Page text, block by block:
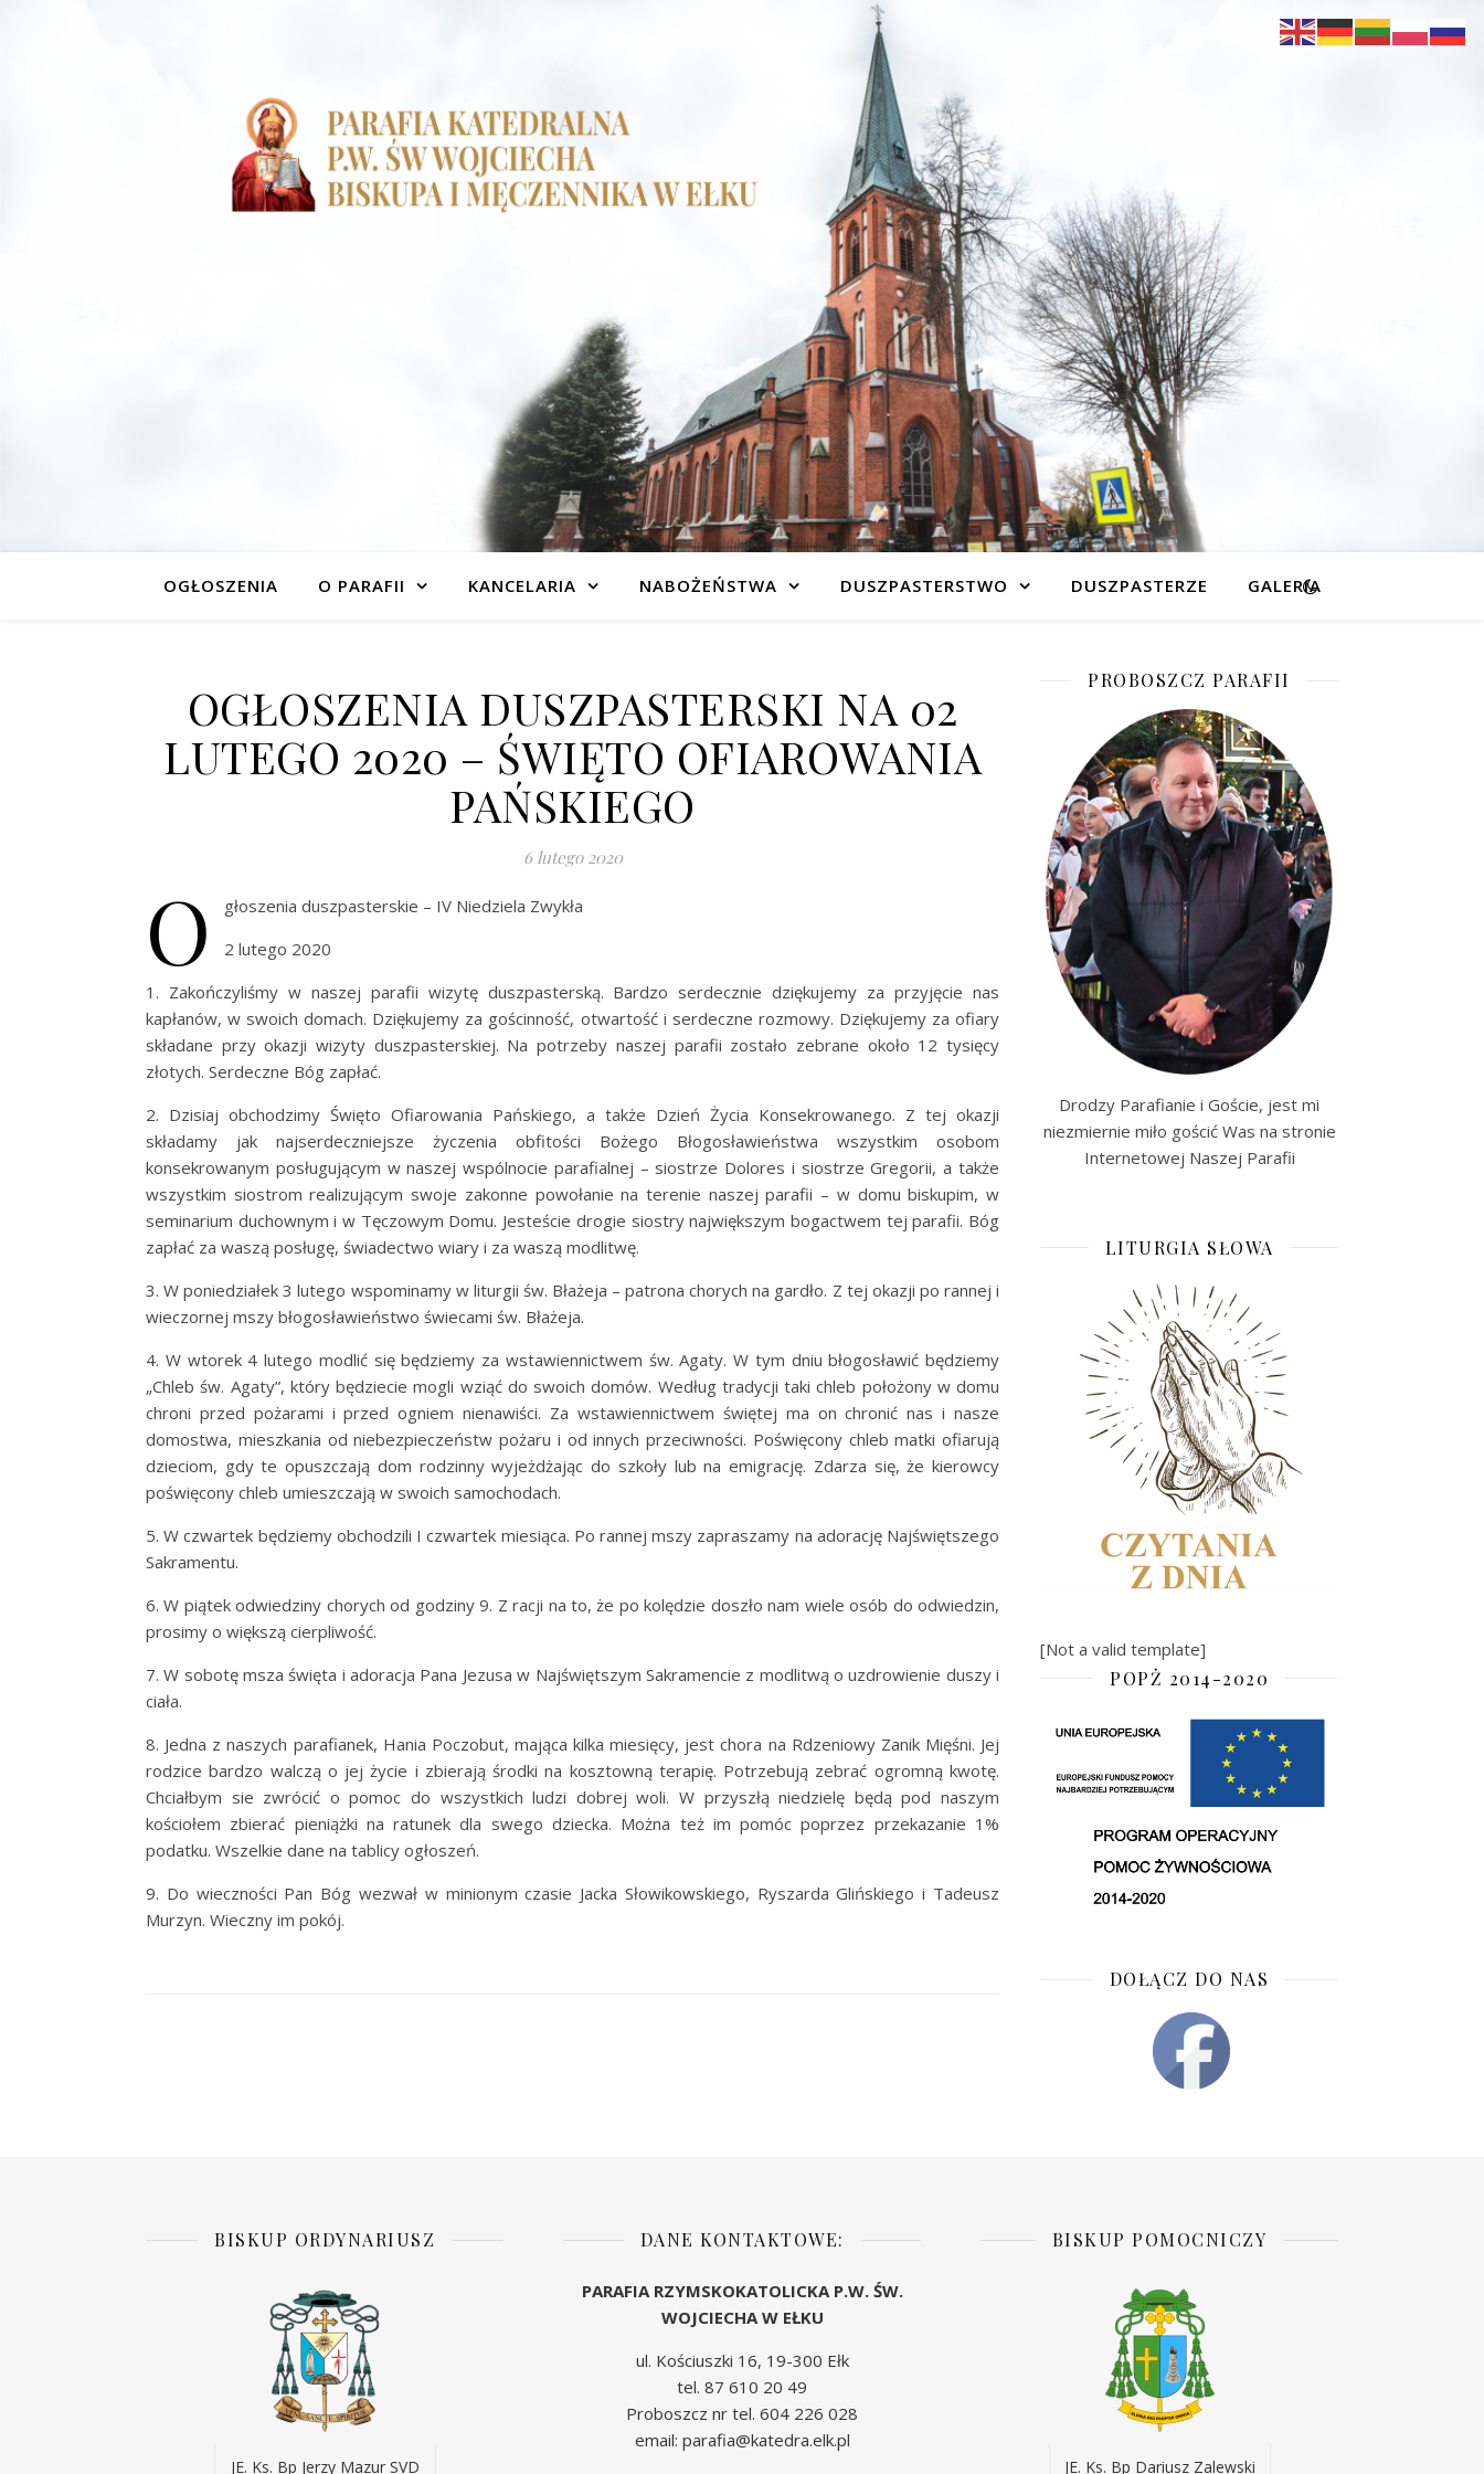
OGŁOSZENIA O PARAFII KANCELARIA NABOŻEŃSTWA DUSZPASTERSTWO DUSZPASTERZE GALERIA
OGŁOSZENIA DUSZPASTERSKI NA 02
LUTEGO 2020 – ŚWIĘTO OFIAROWANIA
PAŃSKIEGO
6 lutego 2020
O
głoszenia duszpasterskie – IV Niedziela Zwykła
2 lutego 2020
1. Zakończyliśmy w naszej parafii wizytę duszpasterską. Bardzo serdecznie dziękujemy za przyjęcie nas
kapłanów, w swoich domach. Dziękujemy za gościnność, otwartość i serdeczne rozmowy. Dziękujemy za ofiary
składane przy okazji wizyty duszpasterskiej. Na potrzeby naszej parafii zostało zebrane około 12 tysięcy
złotych. Serdeczne Bóg zapłać.
2. Dzisiaj obchodzimy Święto Ofiarowania Pańskiego, a także Dzień Życia Konsekrowanego. Z tej okazji
składamy jak najserdeczniejsze życzenia obfitości Bożego Błogosławieństwa wszystkim osobom
konsekrowanym posługującym w naszej wspólnocie parafialnej – siostrze Dolores i siostrze Gregorii, a także
wszystkim siostrom realizującym swoje zakonne powołanie na terenie naszej parafii – w domu biskupim, w
seminarium duchownym i w Tęczowym Domu. Jesteście drogie siostry największym bogactwem tej parafii. Bóg
zapłać za waszą posługę, świadectwo wiary i za waszą modlitwę.
3. W poniedziałek 3 lutego wspominamy w liturgii św. Błażeja – patrona chorych na gardło. Z tej okazji po rannej i
wieczornej mszy błogosławieństwo świecami św. Błażeja.
4. W wtorek 4 lutego modlić się będziemy za wstawiennictwem św. Agaty. W tym dniu błogosławić będziemy
„Chleb św. Agaty”, który będziecie mogli wziąć do swoich domów. Według tradycji taki chleb położony w domu
chroni przed pożarami i przed ogniem nienawiści. Za wstawiennictwem świętej ma on chronić nas i nasze
domostwa, mieszkania od niebezpieczeństw pożaru i od innych przeciwności. Poświęcony chleb matki ofiarują
dzieciom, gdy te opuszczają dom rodzinny wyjeżdżając do szkoły lub na emigrację. Zdarza się, że kierowcy
poświęcony chleb umieszczają w swoich samochodach.
5. W czwartek będziemy obchodzili I czwartek miesiąca. Po rannej mszy zapraszamy na adorację Najświętszego
Sakramentu.
6. W piątek odwiedziny chorych od godziny 9. Z racji na to, że po kolędzie doszło nam wiele osób do odwiedzin,
prosimy o większą cierpliwość.
7. W sobotę msza święta i adoracja Pana Jezusa w Najświętszym Sakramencie z modlitwą o uzdrowienie duszy i
ciała.
8. Jedna z naszych parafianek, Hania Poczobut, mająca kilka miesięcy, jest chora na Rdzeniowy Zanik Mięśni. Jej
rodzice bardzo walczą o jej życie i zbierają środki na kosztowną terapię. Potrzebują zebrać ogromną kwotę.
Chciałbym sie zwrócić o pomoc do wszystkich ludzi dobrej woli. W przyszłą niedzielę będą pod naszym
kościołem zbierać pieniążki na ratunek dla swego dziecka. Można też im pomóc poprzez przekazanie 1%
podatku. Wszelkie dane na tablicy ogłoszeń.
9. Do wieczności Pan Bóg wezwał w minionym czasie Jacka Słowikowskiego, Ryszarda Glińskiego i Tadeusz
Murzyn. Wieczny im pokój.
PROBOSZCZ PARAFII
Drodzy Parafianie i Goście, jest mi
niezmiernie miło gościć Was na stronie
Internetowej Naszej Parafii
LITURGIA SŁOWA
[Not a valid template]
POPŻ 2014-2020
DOŁĄCZ DO NAS
BISKUP ORDYNARIUSZ
JE. Ks. Bp Jerzy Mazur SVD
DANE KONTAKTOWE:
PARAFIA RZYMSKOKATOLICKA P.W. ŚW.
WOJCIECHA W EŁKU
ul. Kościuszki 16, 19-300 Ełk
tel. 87 610 20 49
Proboszcz nr tel. 604 226 028
email: parafia@katedra.elk.pl
BISKUP POMOCNICZY
JE. Ks. Bp Dariusz Zalewski